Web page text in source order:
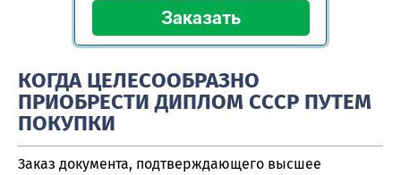
КОГДА ЦЕЛЕСООБРАЗНО
ПРИОБРЕСТИ ДИПЛОМ СССР ПУТЕМ
ПОКУПКИ
Заказ документа, подтверждающего высшее